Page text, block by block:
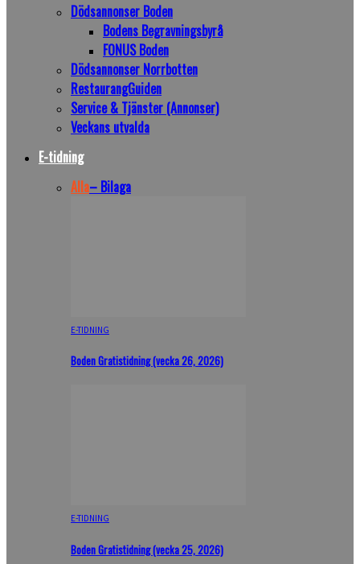
Dödsannonser Boden
Bodens Begravningsbyrå
FONUS Boden
Dödsannonser Norrbotten
RestaurangGuiden
Service & Tjänster (Annonser)
Veckans utvalda
E-tidning
Alla– Bilaga
E-TIDNING
Boden Gratistidning (vecka 26, 2026)
E-TIDNING
Boden Gratistidning (vecka 25, 2026)